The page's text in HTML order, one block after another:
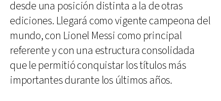
desde una posición distinta a la de otras
ediciones. Llegará como vigente campeona del
mundo, con Lionel Messi como principal
referente y con una estructura consolidada
que le permitió conquistar los títulos más
importantes durante los últimos años.